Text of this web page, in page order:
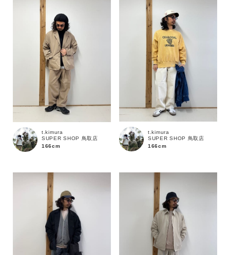
t.kimura
SUPER SHOP 鳥取店
166cm
t.kimura
SUPER SHOP 鳥取店
166cm